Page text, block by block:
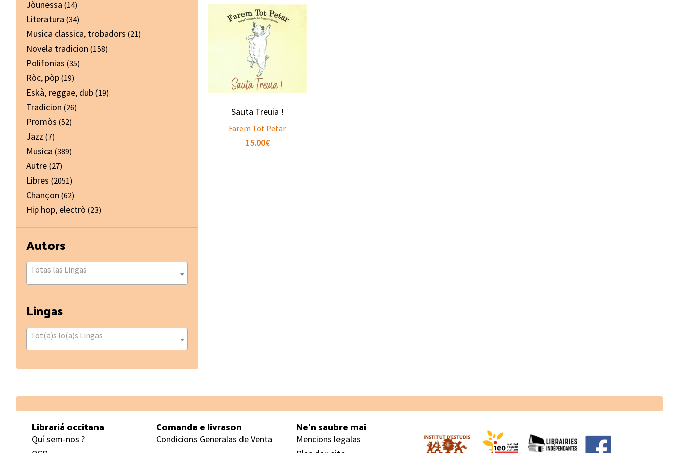
Sauta Treuia !
Farem Tot Petar
15.00€
Jòunessa (14)
Literatura (34)
Musica classica, trobadors (21)
Novela tradicion (158)
Polifonias (35)
Ròc, pòp (19)
Eskà, reggae, dub (19)
Tradicion (26)
Promòs (52)
Jazz (7)
Musica (389)
Autre (27)
Libres (2051)
Chançon (62)
Hip hop, electrò (23)
Autors
Totas las Lingas
Lingas
Tot(a)s lo(a)s Lingas
Footer
Librariá occitana
Quí sem-nos ?
Comanda e livrason
Condicions Generalas de Venta
Ne’n saubre mai
Mencions legalas